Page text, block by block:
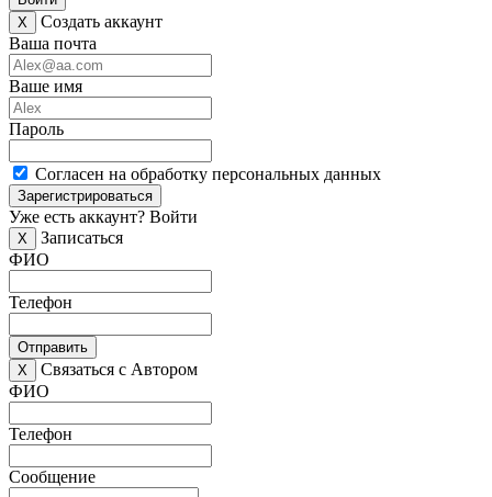
X
Создать аккаунт
Ваша почта
Ваше имя
Пароль
Согласен на обработку персональных данных
Зарегистрироваться
Уже есть аккаунт? Войти
X
Записаться
ФИО
Телефон
Отправить
X
Связаться с Автором
ФИО
Телефон
Сообщение